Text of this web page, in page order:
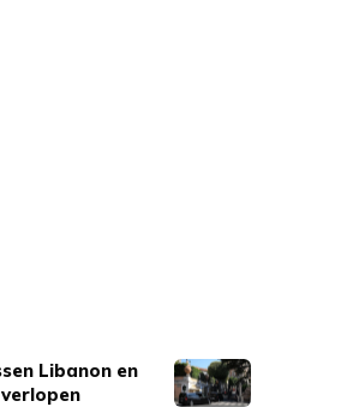
Libanon en